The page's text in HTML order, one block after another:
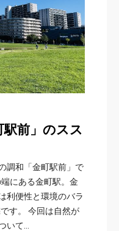
駅前」のスス
調和「金町駅前」で
にある金町駅。金
利便性と環境のバラ
す。 今回は自然が
いて…